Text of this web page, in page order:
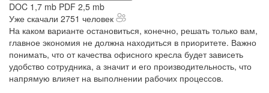
DOC 1,7 mb PDF 2,5 mb
Уже скачали 2751 человек
На каком варианте остановиться, конечно, решать только вам,
главное экономия не должна находиться в приоритете. Важно
понимать, что от качества офисного кресла будет зависеть
удобство сотрудника, а значит и его производительность, что
напрямую влияет на выполнении рабочих процессов.